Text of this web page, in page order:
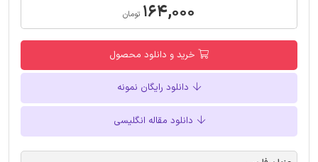
۱۶۴,۰۰۰ تومان
خرید و دانلود محصول
دانلود رایگان نمونه
دانلود مقاله انگلیسی